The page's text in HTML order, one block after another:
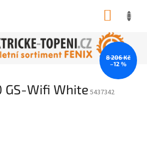
GS-Wifi White 5437342
8 206 Kč
–12 %